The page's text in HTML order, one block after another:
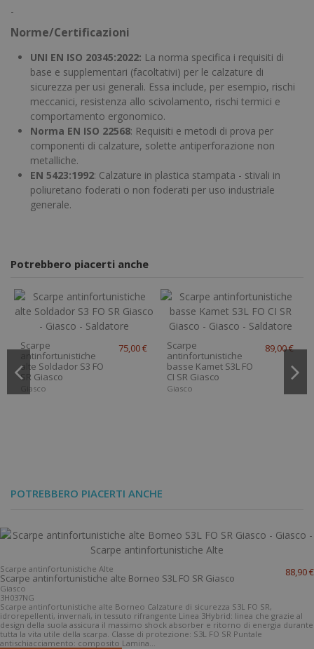
-
Norme/Certificazioni
UNI EN ISO 20345:2022: La norma specifica i requisiti di
base e supplementari (facoltativi) per le calzature di
sicurezza per usi generali. Essa include, per esempio, rischi
meccanici, resistenza allo scivolamento, rischi termici e
comportamento ergonomico.
Norma EN ISO 22568: Requisiti e metodi di prova per
componenti di calzature, solette antiperforazione non
metalliche.
EN 5423:1992: Calzature in plastica stampata - stivali in
poliuretano foderati o non foderati per uso industriale
generale.
Potrebbero piacerti anche
Scarpe
antinfortunistiche
alte Soldador S3 FO
SR Giasco
Giasco
75,00 €
Scarpe
antinfortunistiche
basse Kamet S3L FO
CI SR Giasco
Giasco
89,00 €
alte Borneo S3L FO
SR Giasco
POTREBBERO PIACERTI ANCHE
Scarpe antinfortunistiche Alte
Scarpe antinfortunistiche alte Borneo S3L FO SR Giasco
Giasco
3H037NG
88,90 €
Scarpe antinfortunistiche alte Borneo Calzature di sicurezza S3L FO SR,
idrorepellenti, invernali, in tessuto rifrangente Linea 3Hybrid: linea che grazie al
design della suola assicura il massimo shock absorber e ritorno di energia durante
tutta la vita utile della scarpa. Classe di protezione: S3L FO SR Puntale
antischiacciamento: composito Lamina...